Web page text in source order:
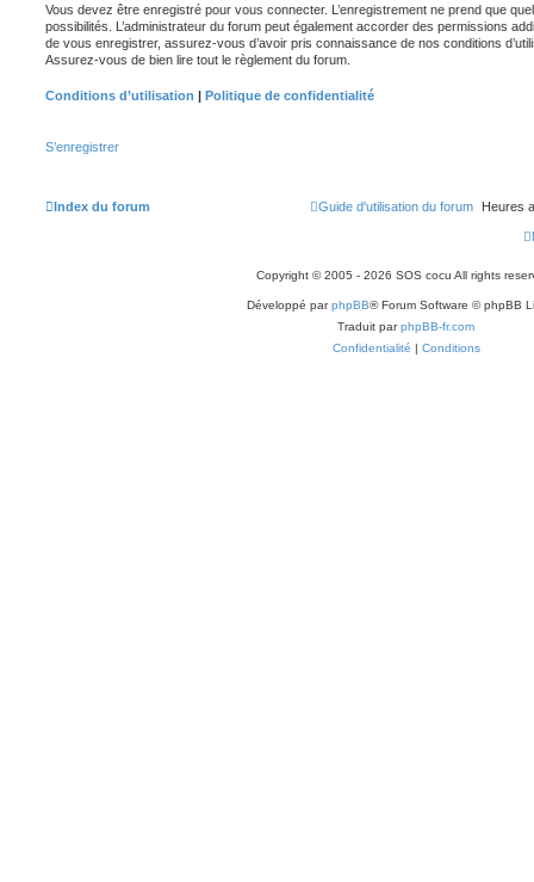
Vous devez être enregistré pour vous connecter. L’enregistrement ne prend que
possibilités. L’administrateur du forum peut également accorder des permissions
de vous enregistrer, assurez-vous d’avoir pris connaissance de nos conditions
Assurez-vous de bien lire tout le règlement du forum.
Conditions d’utilisation Politique de confidentialité
S’enregistrer
Index du forum Heures
Guide d'utilisation du forum
Copyright © 2005 - 2026 SOS cocu All rights
Développé parphpBB® Forum Software © phpBB
Traduit parphpBB-fr.com
Confidentialité | Conditions